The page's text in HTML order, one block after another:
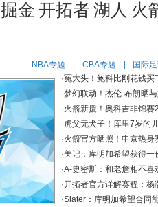
掘金 开拓者 湖人 火
NBA专题 CBA专题 国际
·冤大头！鲍科比刚花钱
·梦幻联动！杰伦-布朗晒
·火箭新援！奥科吉非锦
·虎父无犬子！库里7岁的
·火箭官方晒照！申京热
·美记：库明加希望获得一
·A-史密斯：和老詹相不喜
·开拓者官方详解赛程：
·Slater：库明加希望合同